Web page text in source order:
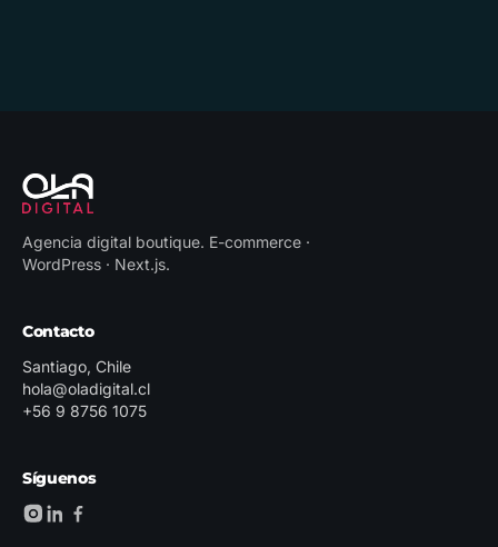
Agencia digital boutique. E-commerce ·
WordPress · Next.js.
Contacto
Santiago, Chile
hola@oladigital.cl
+56 9 8756 1075
Síguenos